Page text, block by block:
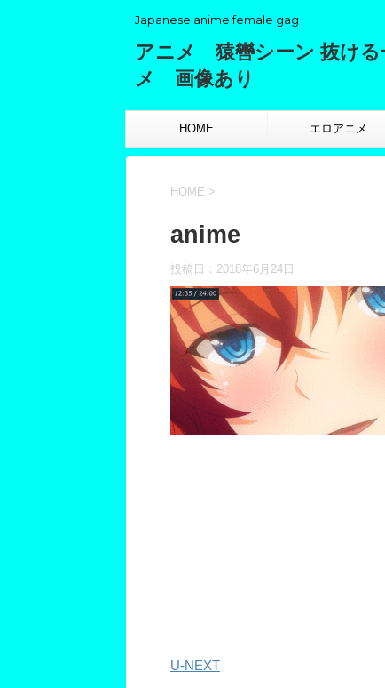
Japanese anime female gag
アニメ 猿轡シーン 抜ける
メ 画像あり
HOME エロアニメ
HOME >
anime
投稿日： 2018年6月24日
U-NEXT